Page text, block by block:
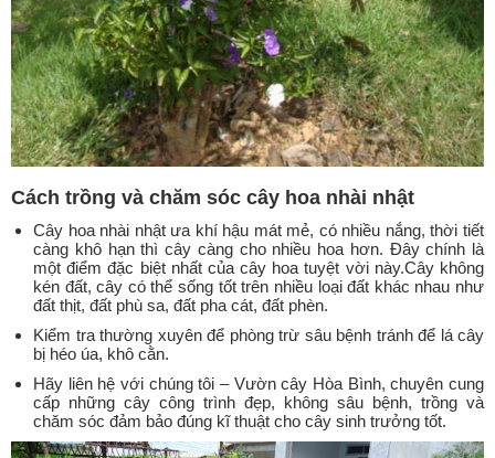
Cách trồng và chăm sóc cây hoa nhài nhật
Cây hoa nhài nhật ưa khí hậu mát mẻ, có nhiều nắng, thời tiết
càng khô hạn thì cây càng cho nhiều hoa hơn. Đây chính là
một điểm đặc biệt nhất của cây hoa tuyệt vời này.Cây không
kén đất, cây có thể sống tốt trên nhiều loại đất khác nhau như
đất thịt, đất phù sa, đất pha cát, đất phèn.
Kiểm tra thường xuyên để phòng trừ sâu bệnh tránh để lá cây
bị héo úa, khô cằn.
Hãy liên hệ với chúng tôi – Vườn cây Hòa Bình, chuyên cung
cấp những cây công trình đẹp, không sâu bệnh, trồng và
chăm sóc đảm bảo đúng kĩ thuật cho cây sinh trưởng tốt.